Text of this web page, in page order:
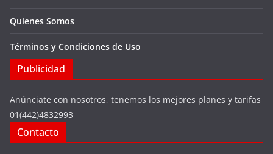
Quienes Somos
Términos y Condiciones de Uso
Publicidad
Anúnciate con nosotros, tenemos los mejores planes y tarifas
01(442)4832993
Contacto